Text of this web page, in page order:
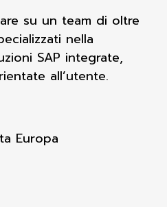
su un team di oltre
nella
SAP integrate,
all’utente.
Europa